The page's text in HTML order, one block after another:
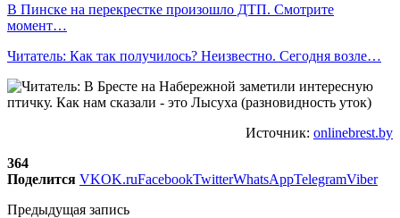
В Пинске на перекрестке произошло ДТП. Смотрите
момент…
Читатель: Как так получилось? Неизвестно. Сегодня возле…
Источник: onlinebrest.by
364
Поделится VKOK.ruFacebookTwitterWhatsAppTelegramViber
Предыдущая запись